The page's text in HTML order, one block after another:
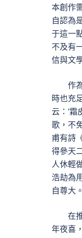
本創作
自認為
于這一
不及有
信與文
作
時也充
云：‘
歌，不
甫有詩
得參天
人休輕
浩劫為
自尊大。
在
年夜喜